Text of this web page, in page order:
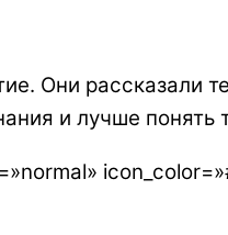
Они рассказали
и лучше понять